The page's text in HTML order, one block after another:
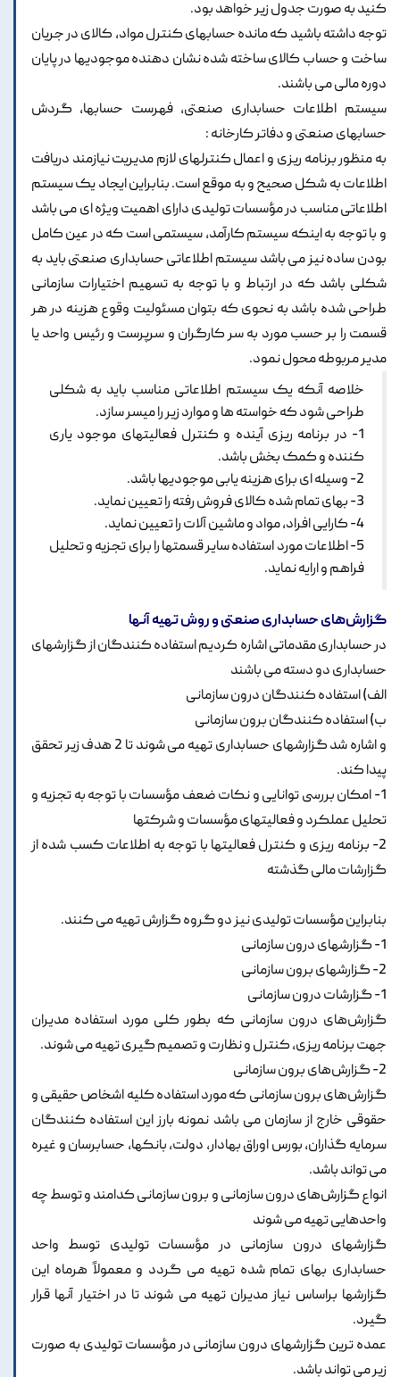
کنید به صورت جدول زیر خواهد بود.
توجه داشته باشید که مانده حسابهای کنترل مواد، کالای در جریان
ساخت و حساب کالای ساخته شده نشان دهنده موجودیها در پایان
دوره مالی می باشند.
سیستم اطلاعات حسابداری صنعتی، فهرست حسابها، گردش
حسابهای صنعتی و دفاتر کارخانه :
به منظور برنامه ریزی و اعمال کنترلهای لازم مدیریت نیازمند دریافت
اطلاعات به شکل صحیح و به موقع است. بنابراین ایجاد یک سیستم
اطلاعاتی مناسب در مؤسسات تولیدی دارای اهمیت ویژه ای می باشد
و با توجه به اینکه سیستم کارآمد، سیستمی است که در عین کامل
بودن ساده نیز می باشد سیستم اطلاعاتی حسابداری صنعتی باید به
شکلی باشد که در ارتباط و با توجه به تسهیم اختیارات سازمانی
طراحی شده باشد به نحوی که بتوان مسئولیت وقوع هزینه در هر
قسمت را بر حسب مورد به سر کارگران و سرپرست و رئیس واحد یا
مدیر مربوطه محول نمود.
خلاصه آنکه یک سیستم اطلاعاتی مناسب باید به شکلی
طراحی شود که خواسته ها و موارد زیر را میسر سازد.
1- در برنامه ریزی آینده و کنترل فعالیتهای موجود یاری
کننده و کمک بخش باشد.
2- وسیله ای برای هزینه یابی موجودیها باشد.
3- بهای تمام شده کالای فروش رفته را تعیین نماید.
4- کارایی افراد، مواد و ماشین آلات را تعیین نماید.
5- اطلاعات مورد استفاده سایر قسمتها را برای تجزیه و تحلیل
فراهم و ارایه نماید.
گزارش‌های حسابداری صنعتی و روش تهیه آنها
در حسابداری مقدماتی اشاره کردیم استفاده کنندگان از گزارشهای
حسابداری دو دسته می باشند
الف) استفاده کنندگان درون سازمانی
ب) استفاده کنندگان برون سازمانی
و اشاره شد گزارشهای حسابداری تهیه می شوند تا 2 هدف زیر تحقق
پیدا کند.
1- امکان بررسی توانایی و نکات ضعف مؤسسات با توجه به تجزیه و
تحلیل عملکرد و فعالیتهای مؤسسات و شرکتها
2- برنامه ریزی و کنترل فعالیتها با توجه به اطلاعات کسب شده از
گزارشات مالی گذشته
بنابراین مؤسسات تولیدی نیز دو گروه گزارش تهیه می کنند.
1- گزارشهای درون سازمانی
2- گزارشهای برون سازمانی
1- گزارشات درون سازمانی
گزارش‌های درون سازمانی که بطور کلی مورد استفاده مدیران
جهت برنامه ریزی، کنترل و نظارت و تصمیم گیری تهیه می شوند.
2- گزارش‌های برون سازمانی
گزارش‌های برون سازمانی که مورد استفاده کلیه اشخاص حقیقی و
حقوقی خارج از سازمان می باشد نمونه بارز این استفاده کنندگان
سرمایه گذاران، بورس اوراق بهادار، دولت، بانکها، حسابرسان و غیره
می تواند باشد.
انواع گزارش‌های درون سازمانی و برون سازمانی کدامند و توسط چه
واحدهایی تهیه می شوند
گزارشهای درون سازمانی در مؤسسات تولیدی توسط واحد
حسابداری بهای تمام شده تهیه می گردد و معمولاً هرماه این
گزارشها براساس نیاز مدیران تهیه می شوند تا در اختیار آنها قرار
گیرد.
عمده ترین گزارشهای درون سازمانی در مؤسسات تولیدی به صورت
زیر می تواند باشد.